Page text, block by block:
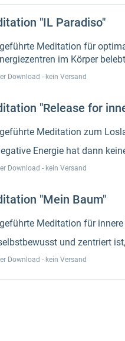
"IL Paradiso"
Meditation für
im Körper
Download - kein Versand
"Release for
Meditation zum
Energie hat dann
Download - kein Versand
"Mein Baum"
Meditation für
und zentriert
Download - kein Versand